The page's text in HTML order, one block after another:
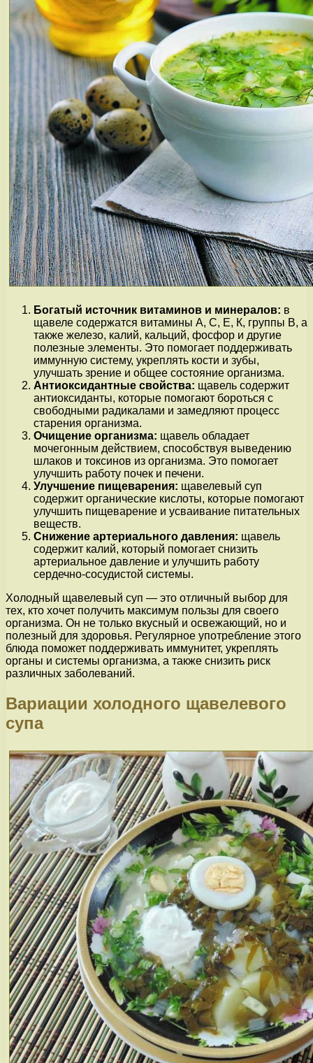
Богатый источник витаминов и минералов: в
щавеле содержатся витамины А, С, Е, К, группы В, а
также железо, калий, кальций, фосфор и другие
полезные элементы. Это помогает поддерживать
иммунную систему, укреплять кости и зубы,
улучшать зрение и общее состояние организма.
Антиоксидантные свойства: щавель содержит
антиоксиданты, которые помогают бороться с
свободными радикалами и замедляют процесс
старения организма.
Очищение организма: щавель обладает
мочегонным действием, способствуя выведению
шлаков и токсинов из организма. Это помогает
улучшить работу почек и печени.
Улучшение пищеварения: щавелевый суп
содержит органические кислоты, которые помогают
улучшить пищеварение и усваивание питательных
веществ.
Снижение артериального давления: щавель
содержит калий, который помогает снизить
артериальное давление и улучшить работу
сердечно-сосудистой системы.
Холодный щавелевый суп — это отличный выбор для
тех, кто хочет получить максимум пользы для своего
организма. Он не только вкусный и освежающий, но и
полезный для здоровья. Регулярное употребление этого
блюда поможет поддерживать иммунитет, укреплять
органы и системы организма, а также снизить риск
различных заболеваний.
Вариации холодного щавелевого
супа